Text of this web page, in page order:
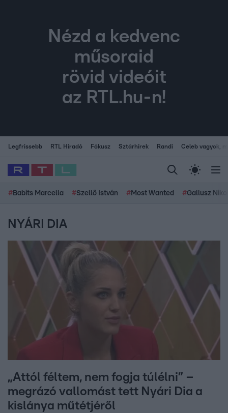
Nézd a kedvenc
műsoraid
rövid videóit
az RTL.hu-n!
Legfrissebb RTL Híradó Fókusz Sztárhírek Randi Celeb vagyok,
# Babits Marcella #Szellő István # Most Wanted #Gallusz
NYÁRI DIA
„Attól féltem, nem fogja túlélni” –
megrázó vallomást tett Nyári Dia a
kislánya műtétjéről